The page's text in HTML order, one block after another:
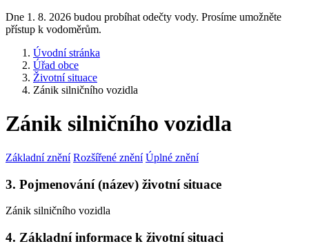
Dne 1. 8. 2026 budou probíhat odečty vody. Prosíme umožněte
přístup k vodoměrům.
Úvodní stránka
Úřad obce
Životní situace
Zánik silničního vozidla
Zánik silničního vozidla
Základní znění Rozšířené znění Úplné znění
3. Pojmenování (název) životní situace
Zánik silničního vozidla
4. Základní informace k životní situaci